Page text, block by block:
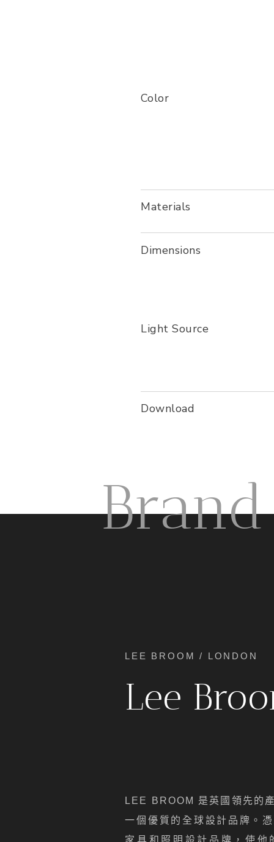
Color
Materials
Dimensions
Light Source
Download
Brand
LEE BROOM / LONDON
Lee
LEE BROOM 是英國領先的
一個優質的全球設計品牌。